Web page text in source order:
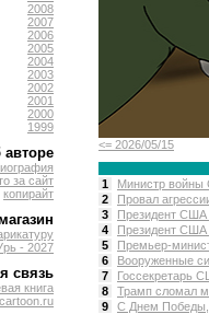
2008
2007
2006
2005
2004
2003
2002
2001
2000
1999
авторе
за сайт
копирайт
- 2027
связь
книга
<= 2026/05/15
1
Министр войны
2
Провал
3
Президент США
4
Президент США
5
Премьер-
6
Вооруженные
7
Госсекретарь
8
Трамп сломал
9
С Днем Победы,